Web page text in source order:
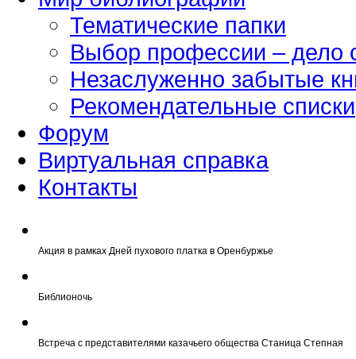
Тематические папки
Выбор профессии – дело
Незаслуженно забытые
Рекомендательные списки
Форум
Виртуальная справка
Контакты
Акция в рамках Дней пухового платка в Оренбуржье
Библионочь
Встреча с представителями казачьего общества Станица Степная